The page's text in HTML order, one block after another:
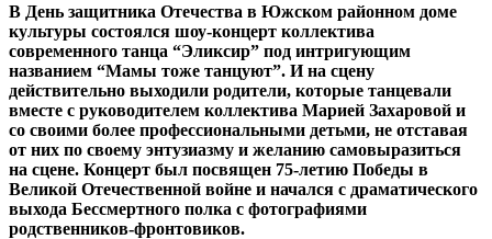
В День защитника Отечества в Южском районном доме
культуры состоялся шоу-концерт коллектива
современного танца “Эликсир” под интригующим
названием “Мамы тоже танцуют”. И на сцену
действительно выходили родители, которые танцевали
вместе с руководителем коллектива Марией Захаровой и
со своими более профессиональными детьми, не отставая
от них по своему энтузиазму и желанию самовыразиться
на сцене. Концерт был посвящен 75-летию Победы в
Великой Отечественной войне и начался с драматического
выхода Бессмертного полка с фотографиями
родственников-фронтовиков.